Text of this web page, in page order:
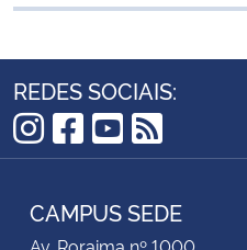
REDES SOCIAIS:
Instagram
Facebook
YouTube
RSS
CAMPUS SEDE
Av. Roraima nº 1000